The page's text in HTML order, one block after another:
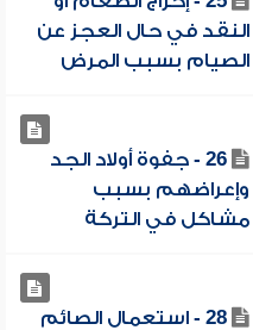
النقد في حال العجز عن
الصيام بسبب المرض
26 - جفوة أولاد الجد
وإعراضهم بسبب
مشاكل في التركة
28 - استعمال الصائم